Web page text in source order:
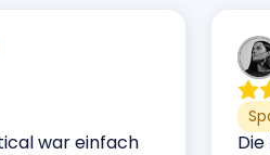
war einfach